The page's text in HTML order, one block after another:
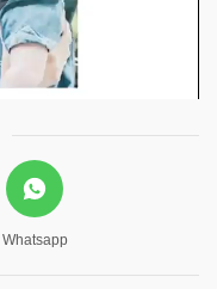
Whatsapp